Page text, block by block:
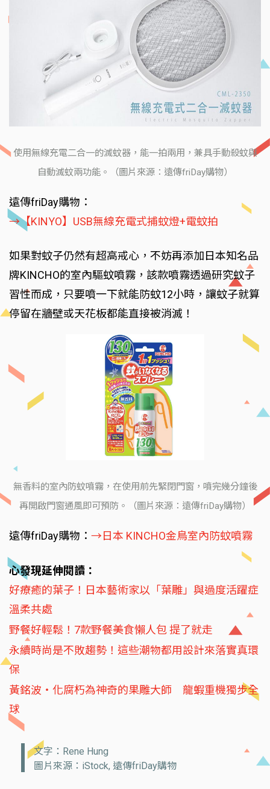
使用無線充電二合一的滅蚊器，能一拍兩用，兼具手動殺蚊與
自動滅蚊兩功能。（圖片來源：遠傳friDay購物）
遠傳friDay購物：
→【KINYO】USB無線充電式捕蚊燈+電蚊拍
如果對蚊子仍然有超高戒心，不妨再添加日本知名品
牌KINCHO的室內驅蚊噴霧，該款噴霧透過研究蚊子
習性而成，只要噴一下就能防蚊12小時，讓蚊子就算
停留在牆壁或天花板都能直接被消滅！
無香料的室內防蚊噴霧，在使用前先緊閉門窗，噴完幾分鐘後
再開啟門窗通風即可預防。（圖片來源：遠傳friDay購物）
遠傳friDay購物： →日本 KINCHO金鳥室內防蚊噴霧
心發現延伸閱讀：
好療癒的葉子！日本藝術家以「葉雕」與過度活躍症
溫柔共處
野餐好輕鬆！7款野餐美食懶人包 提了就走
永續時尚是不敗趨勢！這些潮物都用設計來落實真環
保
黃銘波‧化腐朽為神奇的果雕大師 龍蝦重機獨步全
球
文字：Rene Hung
圖片來源：iStock, 遠傳friDay購物